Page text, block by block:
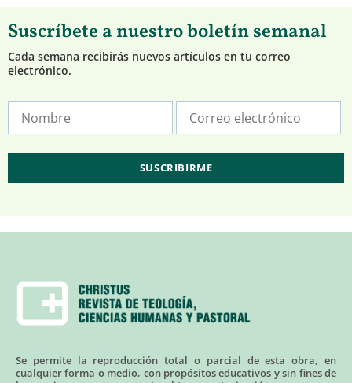
Suscríbete a nuestro boletín semanal
Cada semana recibirás nuevos artículos en tu correo
electrónico.
Se permite la reproducción total o parcial de esta obra, en
cualquier forma o medio, con propósitos educativos y sin fines de